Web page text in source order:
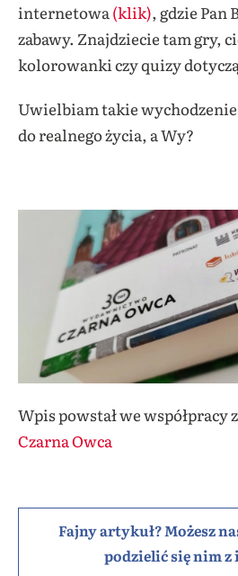
internetowa(klik), gdzie Pan
zabawy. Znajdziecie tam gry,
kolorowanki czy quizy
Uwielbiam takie
do realnego życia, a Wy?
Wpis powstał we współpracy z
Czarna Owca
Fajny artykuł? Możesz
podzielić się nim